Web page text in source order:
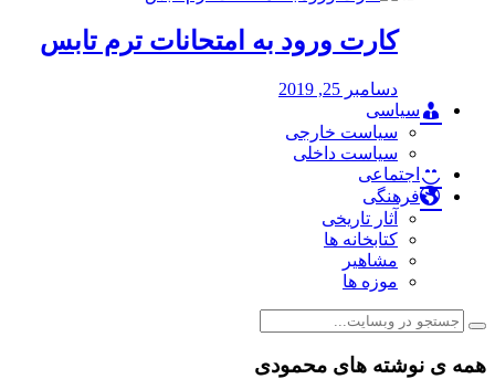
کارت ورود به امتحانات ترم تابس
دسامبر 25, 2019
سیاسی
سیاست خارجی
سیاست داخلی
اجتماعی
فرهنگی
آثار تاریخی
کتابخانه ها
مشاهیر
موزه ها
همه ی نوشته های محمودی